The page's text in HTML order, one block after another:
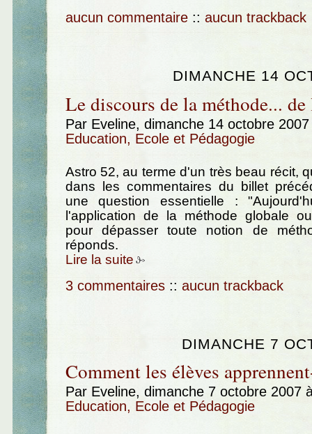
aucun commentaire :: aucun trackback
DIMANCHE 14
Le discours de la méthode... de
Par Eveline, dimanche 14 octobre
Education, Ecole et Pédagogie
Astro 52, au terme d'un très beau récit,
dans les commentaires du billet
une question essentielle :
l'application de la méthode globale
pour dépasser toute notion de
réponds.
Lire la suite
3 commentaires :: aucun trackback
DIMANCHE 7
Comment les élèves
Par Eveline, dimanche 7 octobre 2007
Education, Ecole et Pédagogie